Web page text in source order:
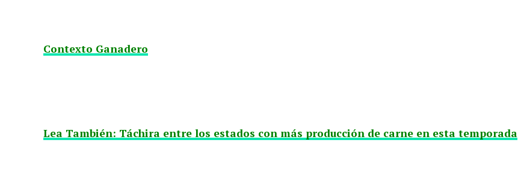
Contexto Ganadero
Lea También: Táchira entre los estados con más producción de carne en esta temporada